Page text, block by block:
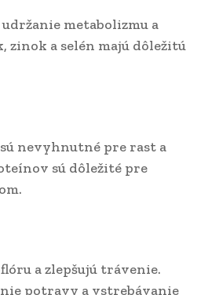
metabolizmu a
a selén majú dôležitú
nevyhnutné pre rast a
sú dôležité pre
a zlepšujú trávenie.
potravy a vstrebávanie